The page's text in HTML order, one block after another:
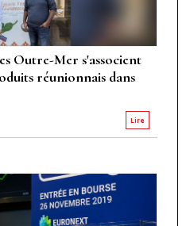
Outre-Mer s'associent
réunionnais dans
Lire